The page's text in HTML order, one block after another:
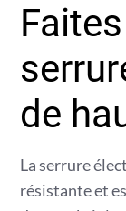
de
La serrure
résistante et